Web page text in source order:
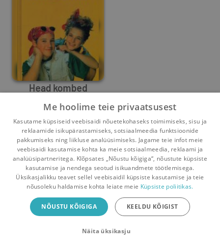
Head kombed
3 0
Pealehele Ostukorv Sõnumid Teated Konto
Raamatuvahetuse mobiiliäpp
Vaheta raamatuid veelgi mugavamalt!
Me hoolime teie privaatsusest
Kasutame küpsiseid veebisaidi nõuetekohaseks toimimiseks, sisu ja
reklaamide isikupärastamiseks, sotsiaalmeedia funktsioonide
pakkumiseks ning liikluse analüüsimiseks. Jagame teie infot meie
veebisaidi kasutamise kohta ka meie sotsiaalmeedia, reklaami ja
analüüsipartneritega. Klõpsates „Nõustu kõigiga“, nõustute küpsiste
kasutamise ja nendega seotud isikuandmete töötlemisega.
Üksikasjalikku teavet sellel veebisaidil küpsiste kasutamise ja teie
nõusoleku haldamise kohta leiate meie Küpsiste poliitikas.
NÕUSTU KÕIGIGA KEELDU KÕIGIST
Näita üksikasju